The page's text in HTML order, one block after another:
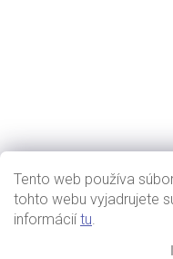
Tento web používa
tohto webu vyjadrujete
informáciítu.